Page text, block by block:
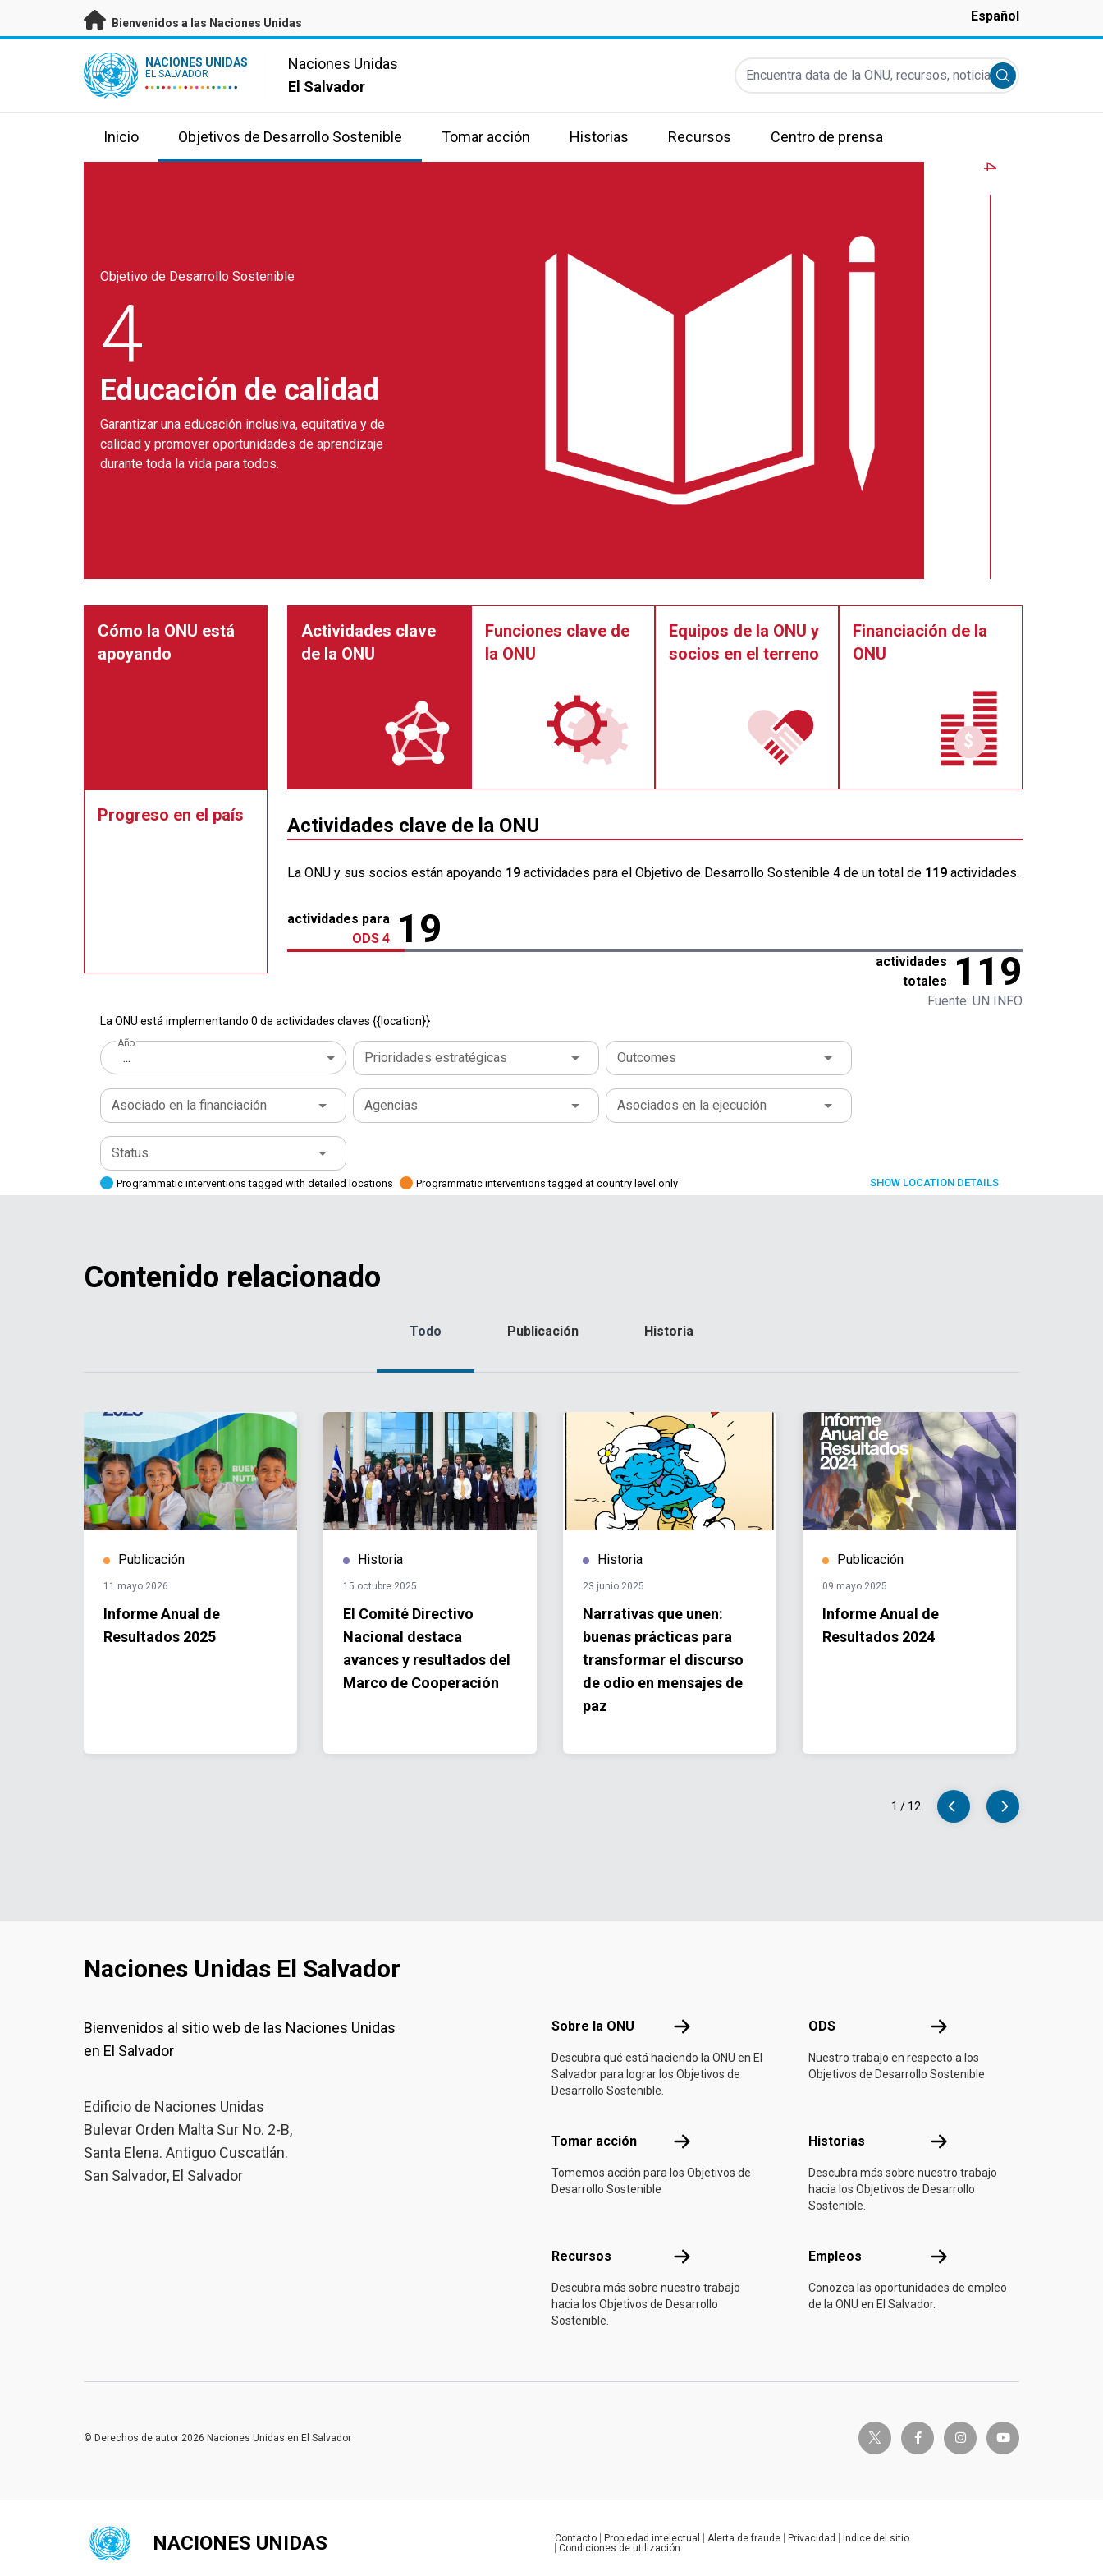
Saltar a contenido principal
Bienvenidos a las Naciones Unidas Español
UN Logo NACIONES UNIDAS
EL SALVADOR
Naciones Unidas
El Salvador
Encuentra data de la ONU, recursos, noticias y más...
Submit search
Inicio Objetivos de Desarrollo Sostenible Tomar acción Historias Recursos Centro de prensa
Objetivo de Desarrollo Sostenible
4
Educación de calidad
Garantizar una educación inclusiva, equitativa y de
calidad y promover oportunidades de aprendizaje
durante toda la vida para todos.
4
Cómo la ONU está
apoyando
Progreso en el país
Actividades clave
de la ONU
Funciones clave de
la ONU
Equipos de la ONU y
socios en el terreno
Financiación de la
ONU
Actividades clave de la ONU
La ONU y sus socios están apoyando 19 actividades para el Objetivo de Desarrollo Sostenible 4 de un total de 119 actividades.
actividades para
ODS 4
19
actividades
totales
119
Fuente: UN INFO
La ONU está implementando 0 de actividades claves {{location}}
Año
... Prioridades estratégicas Outcomes
Asociado en la financiación Agencias Asociados en la ejecución
Status
Programmatic interventions tagged with detailed locations Programmatic interventions tagged at country level only SHOW LOCATION DETAILS
Contenido relacionado
Todo Publicación Historia
Publicación
11 mayo 2026
Informe Anual de
Resultados 2025
Historia
15 octubre 2025
El Comité Directivo
Nacional destaca
avances y resultados del
Marco de Cooperación
Historia
23 junio 2025
Narrativas que unen:
buenas prácticas para
transformar el discurso
de odio en mensajes de
paz
Publicación
09 mayo 2025
Informe Anual de
Resultados 2024
1 / 12
Naciones Unidas El Salvador
Bienvenidos al sitio web de las Naciones Unidas
en El Salvador
Edificio de Naciones Unidas
Bulevar Orden Malta Sur No. 2-B,
Santa Elena. Antiguo Cuscatlán.
San Salvador, El Salvador
Sobre la ONU Sobre la ONU
Descubra qué está haciendo la ONU en El
Salvador para lograr los Objetivos de
Desarrollo Sostenible.
ODS ODS
Nuestro trabajo en respecto a los
Objetivos de Desarrollo Sostenible
Tomar acción Tomar acción
Tomemos acción para los Objetivos de
Desarrollo Sostenible
Historias Historias
Descubra más sobre nuestro trabajo
hacia los Objetivos de Desarrollo
Sostenible.
Recursos Recursos
Descubra más sobre nuestro trabajo
hacia los Objetivos de Desarrollo
Sostenible.
Empleos Empleos
Conozca las oportunidades de empleo
de la ONU en El Salvador.
twitter-x facebook-finstagramyoutube
© Derechos de autor 2026 Naciones Unidas en El Salvador
NACIONES UNIDAS Global U.N. menu
Contacto Propiedad intelectual Alerta de fraude Privacidad
Índice del sitio
Condiciones de utilización